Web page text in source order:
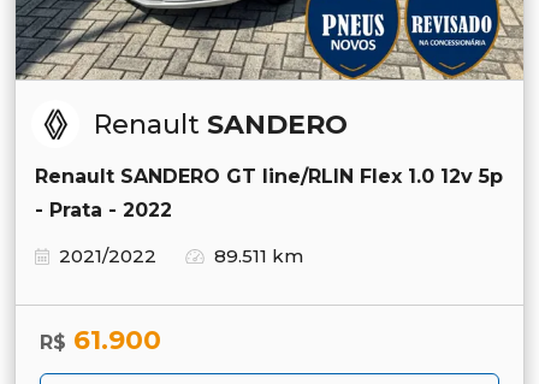
Renault SANDERO
Renault SANDERO GT line/RLIN Flex 1.0 12v 5p
- Prata - 2022
2021/2022
89.511 km
R$ 61.900